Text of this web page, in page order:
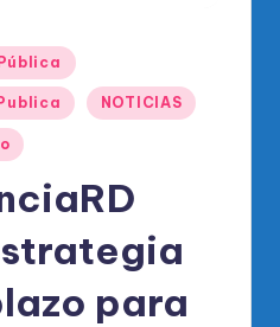
NOTICIAS
para